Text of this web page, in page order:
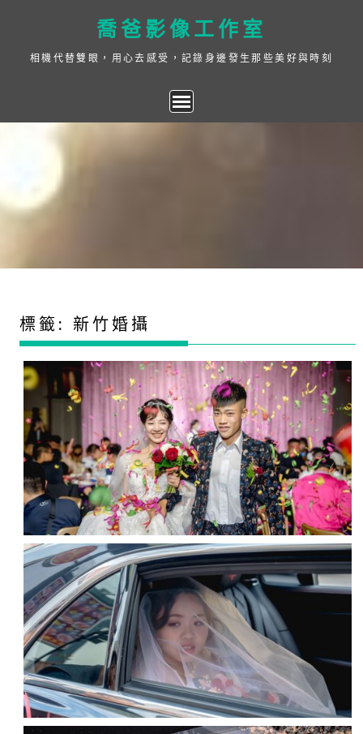
to
content
喬爸影像工作室
相機代替雙眼，用心去感受，記錄身邊發生那些美好與時刻
標籤: 新竹婚攝